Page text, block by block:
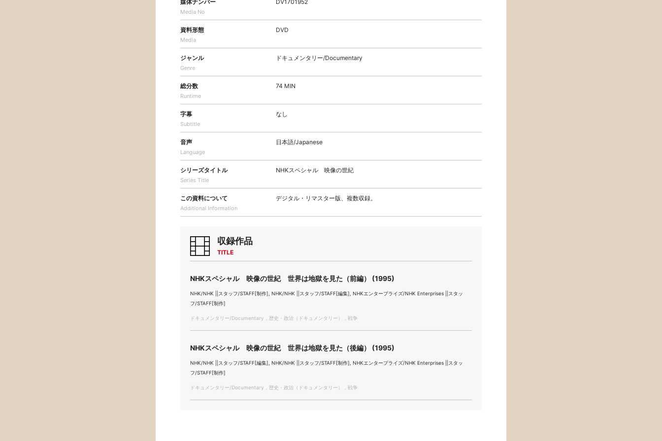
媒体ナンバー
Media No
DV1701952
資料形態
Media
DVD
ジャンル
Genre
ドキュメンタリー/Documentary
総分数
Runtime
74 MIN
字幕
Subtitle
なし
音声
Language
日本語/Japanese
シリーズタイトル
Series Title
NHKスペシャル 映像の世紀
この資料について
Additional Information
デジタル・リマスター版、複数収録。
収録作品
TITLE
NHKスペシャル 映像の世紀 世界は地獄を見た（前編） (1995)
NHK/NHK ||スタッフ/STAFF[制作], NHK/NHK ||スタッフ/STAFF[編集], NHKエンタープライズ/NHK Enterprises ||スタッ
フ/STAFF[制作]
ドキュメンタリー/Documentary，歴史・政治（ドキュメンタリー），戦争
NHKスペシャル 映像の世紀 世界は地獄を見た（後編） (1995)
NHK/NHK ||スタッフ/STAFF[編集], NHK/NHK ||スタッフ/STAFF[制作], NHKエンタープライズ/NHK Enterprises ||スタッ
フ/STAFF[制作]
ドキュメンタリー/Documentary，歴史・政治（ドキュメンタリー），戦争